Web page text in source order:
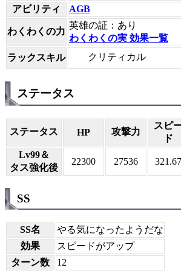
アビリティ
AGB
わくわくの力
英雄の証：あり
わくわくの実 効果一覧
ラックスキル
クリティカル
ステータス
ステータス HP 攻撃力
スピ
ド
Lv99＆
タス強化後
22300 27536 321.67
SS
SS名
やる気になったようだな
効果
スピードがアップ
ターン数
12